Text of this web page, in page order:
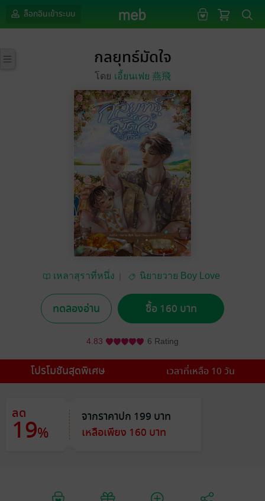
ล็อกอินเข้าระบบ
กลยุทธ์มัดใจ
โดย เอี้ยนเฟย 燕飛
เหลาสุราที่หนึ่ง
นิยายวาย Boy Love
ทดลองอ่าน ซื้อ 160 บาท
4.83 6 Rating
โปรโมชันสุดพิเศษ เวลาที่เหลือ 10 วัน
ลด
19%
จากราคาปก 199 บาท
เหลือเพียง 160 บาท